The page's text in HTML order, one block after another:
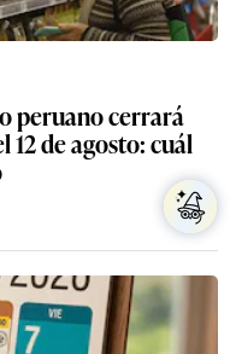
peruano cerrará
12 de agosto: cuál